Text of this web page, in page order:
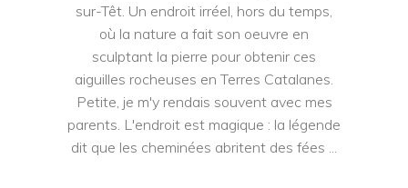
sur-Têt. Un endroit irréel, hors du temps,
où la nature a fait son oeuvre en
sculptant la pierre pour obtenir ces
aiguilles rocheuses en Terres Catalanes.
Petite, je m'y rendais souvent avec mes
parents. L'endroit est magique : la légende
dit que les cheminées abritent des fées